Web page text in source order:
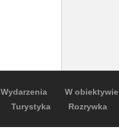
Wydarzenia W obiektywie
Turystyka
Rozrywka